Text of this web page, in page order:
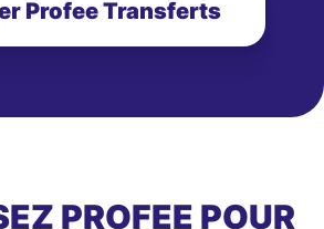
Profee Transferts
PROFEE POUR